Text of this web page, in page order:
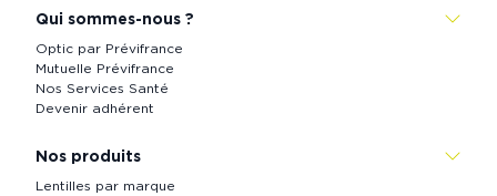
Qui sommes-nous ?
Optic par Prévifrance
Mutuelle Prévifrance
Nos Services Santé
Devenir adhérent
Nos produits
Lentilles par marque